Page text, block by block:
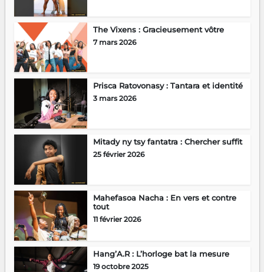
The Vixens : Gracieusement vôtre
7 mars 2026
Prisca Ratovonasy : Tantara et identité
3 mars 2026
Mitady ny tsy fantatra : Chercher suffit
25 février 2026
Mahefasoa Nacha : En vers et contre
tout
11 février 2026
Hang’A.R : L’horloge bat la mesure
19 octobre 2025